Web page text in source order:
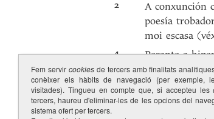
2
A conxunción
poesía
moi escasa
4 Perante a
no corpus:nos
(973.16).
Fem servir cookiesde tercers amb finalitats
conèixer els hàbits de navegació (per exemple,
visitades). Tingueu en compte que, si accepteu les
tercers, haureu d'eliminar-les de les opcions del
sistema ofert per tercers.